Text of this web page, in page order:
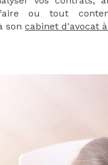
ou tout
son cabinet d'avocat